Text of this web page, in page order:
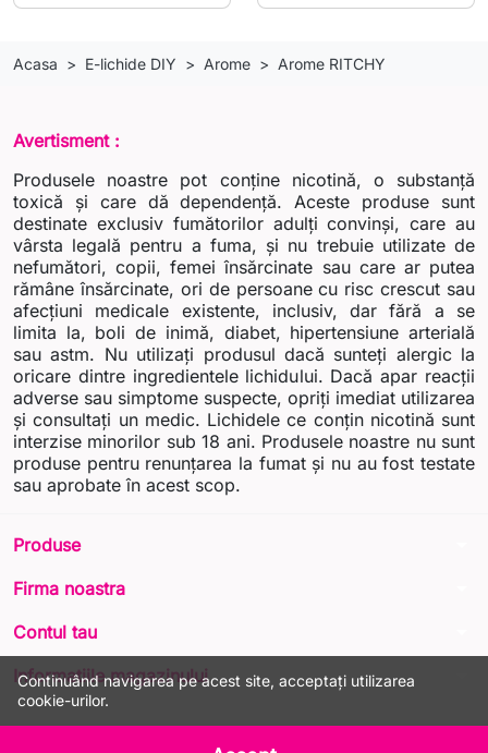
Continuând navigarea pe acest site, acceptați utilizarea
cookie-urilor.
Acasa E-lichide DIY Arome Arome RITCHY
Avertisment :
Produsele noastre pot conține nicotină, o substanță
toxică și care dă dependență. Aceste produse sunt
destinate exclusiv fumătorilor adulți convinși, care au
vârsta legală pentru a fuma, și nu trebuie utilizate de
nefumători, copii, femei însărcinate sau care ar putea
rămâne însărcinate, ori de persoane cu risc crescut sau
afecțiuni medicale existente, inclusiv, dar fără a se
limita la, boli de inimă, diabet, hipertensiune arterială
sau astm. Nu utilizați produsul dacă sunteți alergic la
oricare dintre ingredientele lichidului. Dacă apar reacții
adverse sau simptome suspecte, opriți imediat utilizarea
și consultați un medic. Lichidele ce conțin nicotină sunt
interzise minorilor sub 18 ani. Produsele noastre nu sunt
produse pentru renunțarea la fumat și nu au fost testate
sau aprobate în acest scop.
Produse
Firma noastra
Contul tau
Informatiile magazinului
© 2026 - LIQUA Online™